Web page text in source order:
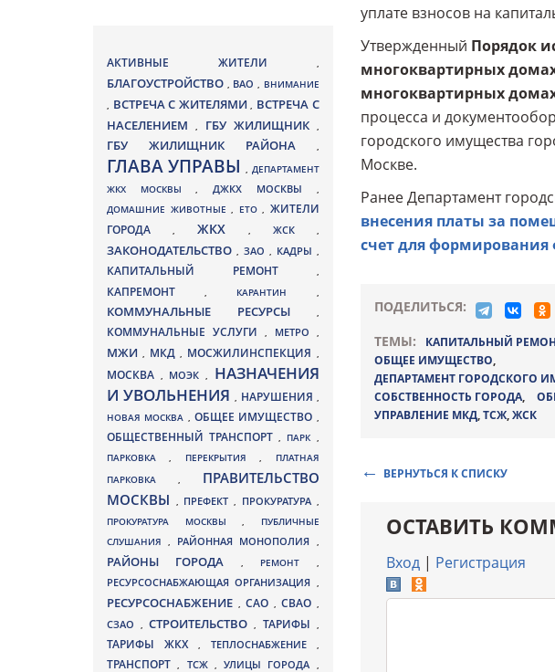
уплате взносов на
Утвержденный Порядок
многоквартирных
многоквартирных
процесса и
городского имущества
Москве.
Ранее Департамент
внесения платы за
счет для
ПОДЕЛИТЬСЯ:
ТЕМЫ:
КАПИТАЛЬНЫЙ
ОБЩЕЕ ИМУЩЕСТВО
ДЕПАРТАМЕНТ ГОРОДСКОГО
СОБСТВЕННОСТЬ ГОРОДА,
УПРАВЛЕНИЕ МКД,ТСЖ,ЖСК
ВЕРНУТЬСЯ К СПИСКУ
ОСТАВИТЬ
Вход| Регистрация
АКТИВНЫЕ ЖИТЕЛИ ,
БЛАГОУСТРОЙСТВО , ВАО , ВНИМАНИЕ
, ВСТРЕЧА С ЖИТЕЛЯМИ, ВСТРЕЧА С
НАСЕЛЕНИЕМ
, ГБУ ЖИЛИЩНИК ,
ГБУ ЖИЛИЩНИК РАЙОНА ,
ГЛАВА УПРАВЫ, ДЕПАРТАМЕНТ
ЖКХ МОСКВЫ,ДЖКХ МОСКВЫ ,
ДОМАШНИЕ ЖИВОТНЫЕ , ЕТО , ЖИТЕЛИ
ГОРОДА
, ЖКХ , ЖСК ,
ЗАКОНОДАТЕЛЬСТВО , ЗАО , КАДРЫ ,
КАПИТАЛЬНЫЙ РЕМОНТ ,
КАПРЕМОНТ , КАРАНТИН ,
КОММУНАЛЬНЫЕ РЕСУРСЫ ,
КОММУНАЛЬНЫЕ УСЛУГИ , МЕТРО ,
МЖИ, МКД , МОСЖИЛИНСПЕКЦИЯ ,
МОСКВА , МОЭК ,
НАЗНАЧЕНИЯ
И УВОЛЬНЕНИЯ , НАРУШЕНИЯ ,
НОВАЯ МОСКВА , ОБЩЕЕ ИМУЩЕСТВО ,
ОБЩЕСТВЕННЫЙ ТРАНСПОРТ, ПАРК ,
ПАРКОВКА, ПЕРЕКРЫТИЯ,
ПЛАТНАЯ
ПАРКОВКА ,
ПРАВИТЕЛЬСТВО
МОСКВЫ , ПРЕФЕКТ, ПРОКУРАТУРА ,
ПРОКУРАТУРА МОСКВЫ ,
ПУБЛИЧНЫЕ
СЛУШАНИЯ, РАЙОННАЯ МОНОПОЛИЯ ,
РАЙОНЫ ГОРОДА , РЕМОНТ ,
РЕСУРСОСНАБЖАЮЩАЯ ОРГАНИЗАЦИЯ ,
РЕСУРСОСНАБЖЕНИЕ , САО , СВАО ,
СЗАО ,СТРОИТЕЛЬСТВО, ТАРИФЫ ,
ТАРИФЫ ЖКХ , ТЕПЛОСНАБЖЕНИЕ ,
ТРАНСПОРТ, ТСЖ , УЛИЦЫ ГОРОДА ,